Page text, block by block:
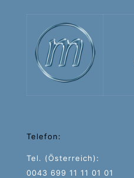
Telefon:
Tel. (Österreich):
0043 699 11 11 01 01